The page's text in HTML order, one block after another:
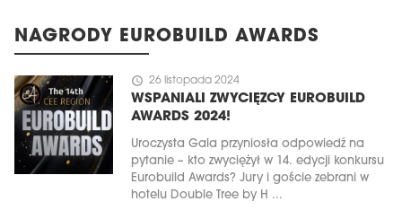
NAGRODY EUROBUILD AWARDS
schedule 26 listopada 2024
WSPANIALI ZWYCIĘZCY EUROBUILD
AWARDS 2024!
Uroczysta Gala przyniosła odpowiedź na
pytanie – kto zwyciężył w 14. edycji konkursu
Eurobuild Awards? Jury i goście zebrani w
hotelu Double Tree by H ...